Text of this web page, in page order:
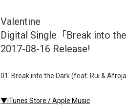
Valentine
Digital Single「Break into
2017-08-16 Release!
01. Break into the Dark (feat. Rui &
▼iTunes Store / Apple Music